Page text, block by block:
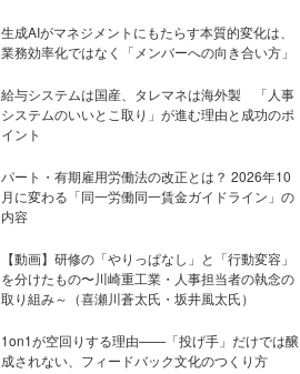
生成AIがマネジメントにもたらす本質的変化は、
業務効率化ではなく「メンバーへの向き合い方」
給与システムは国産、タレマネは海外製 「人事
システムのいいとこ取り」が進む理由と成功のポ
イント
パート・有期雇用労働法の改正とは？ 2026年10
月に変わる「同一労働同一賃金ガイドライン」の
内容
【動画】研修の「やりっぱなし」と「行動変容」
を分けたもの〜川崎重工業・人事担当者の執念の
取り組み～（喜瀬川蒼太氏・坂井風太氏）
1on1が空回りする理由——「投げ手」だけでは醸
成されない、フィードバック文化のつくり方